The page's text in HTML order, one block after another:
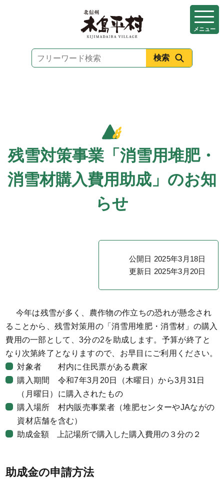
メニュー
残雪対策事業「消雪用堆肥・
消雪材購入費用助成」のお知
らせ
公開日 2025年3月18日
更新日 2025年3月20日
今年は残雪が多く、農作物の作立ちの恐れが懸念され
ることから、残雪対策用の「消雪用堆肥・消雪材」の購入
費用の一部として、3分の2を助成します。予算が終了と
なり次第終了となりますので、お早目にご利用ください。
対象者 村内に住民票がある農家
購入期間 令和7年3月20日（木曜日）から3月31日
（月曜日）に購入されたもの
購入場所 村内販売事業者（堆肥センターやJAながの
資材店舗を含む）
助成金額 上記場所で購入した購入費用の３分の２
助成金の申請方法